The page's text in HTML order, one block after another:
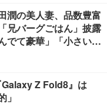
潤の美人妻、品数豊富
兄バーグごはん」披露
でて豪華」「小さい海
Z Fold8』は
」